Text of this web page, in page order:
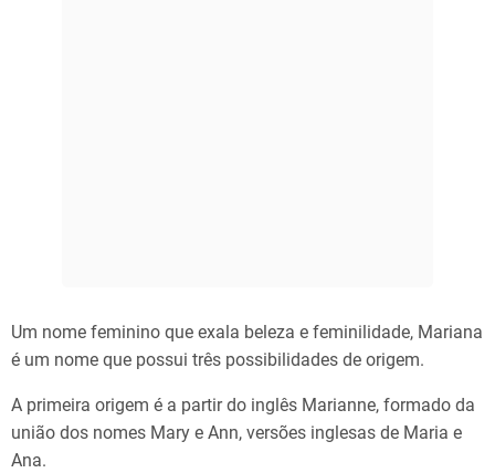
Um nome feminino que exala beleza e feminilidade, Mariana
é um nome que possui três possibilidades de origem.
A primeira origem é a partir do inglês Marianne, formado da
união dos nomes Mary e Ann, versões inglesas de Maria e
Ana.